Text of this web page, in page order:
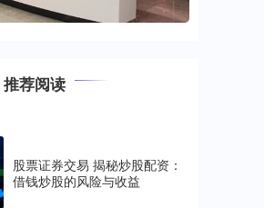
推荐阅读
股票证券交易 揭秘炒股配资：
借钱炒股的风险与收益